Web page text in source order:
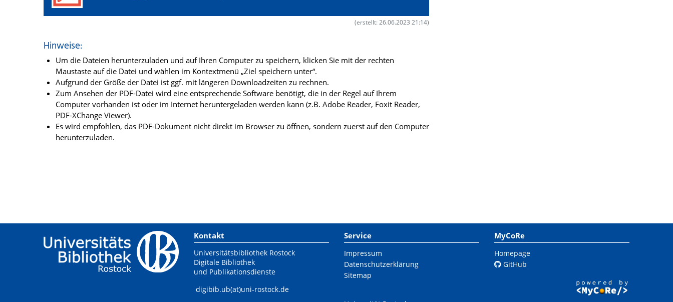
(erstellt: 26.06.2023 21:14)
Hinweise:
Um die Dateien herunterzuladen und auf Ihren Computer zu speichern, klicken Sie mit der rechten
Maustaste auf die Datei und wählen im Kontextmenü „Ziel speichern unter“.
Aufgrund der Größe der Datei ist ggf. mit längeren Downloadzeiten zu rechnen.
Zum Ansehen der PDF-Datei wird eine entsprechende Software benötigt, die in der Regel auf Ihrem
Computer vorhanden ist oder im Internet heruntergeladen werden kann (z.B. Adobe Reader, Foxit Reader,
PDF-XChange Viewer).
Es wird empfohlen, das PDF-Dokument nicht direkt im Browser zu öffnen, sondern zuerst auf den Computer
herunterzuladen.
Kontakt
Universitätsbibliothek Rostock
Digitale Bibliothek
und Publikationsdienste
digibib.ub(at)uni-rostock.de
Service
Impressum
Datenschutzerklärung
Sitemap
MyCoRe
Homepage
GitHub